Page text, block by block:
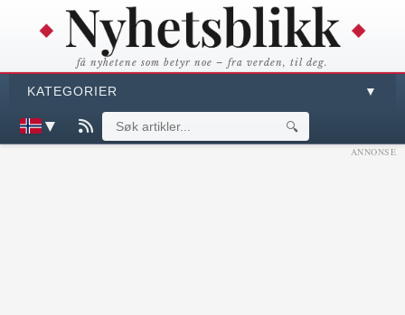
få nyhetene som betyr noe – fra verden, til deg.
KATEGORIER ▼
▼ 🔍
ANNONSE